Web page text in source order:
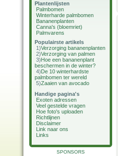
Plantenlijsten
Palmbomen
Winterharde palmbomen
Bananenplanten
Canna's (bloemriet)
Palmvarens
Populairste artikels
1)Verzorging bananenplanten
2)Verzorging van palmen
3)Hoe een bananenplant
beschermen in de winter?
4)De 10 winterhardste
palmbomen ter wereld
5)Zaaien van avocado
Handige pagina's
Exoten adressen
Veel gestelde vragen
Hoe foto's uploaden
Richtlijnen
Disclaimer
Link naar ons
Links
SPONSORS